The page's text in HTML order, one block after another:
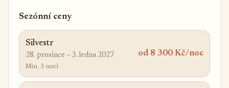
Sezónní ceny
Silvestr
28. prosince – 3. ledna 2027
Min. 3 nocí
od 8 300 Kč/noc